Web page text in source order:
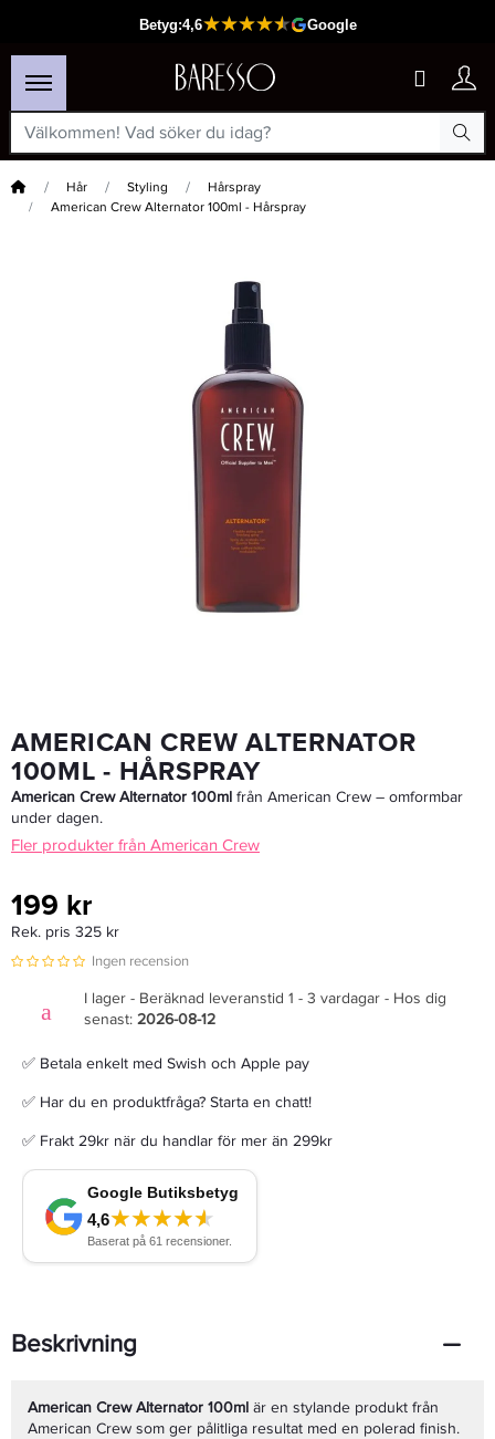
Hem Hår Styling
Hårspray
American Crew Alternator 100ml - Hårspray
Nõberu Cream Pomade 80 Ml - Hårvax
AMERICAN CREW ALTERNATOR
100ML - HÅRSPRAY
American Crew Alternator 100ml från American Crew – omformbar
under dagen.
Fler produkter från American Crew
199 kr
Rek. pris 325 kr
Ingen recension
I lager - Beräknad leveranstid 1 - 3 vardagar - Hos dig
senast: 2026-08-12
✅ Betala enkelt med Swish och Apple pay
✅ Har du en produktfråga? Starta en chatt!
✅ Frakt 29kr när du handlar för mer än 299kr
Beskrivning
American Crew Alternator 100ml är en stylande produkt från
American Crew som ger pålitliga resultat med en polerad finish.